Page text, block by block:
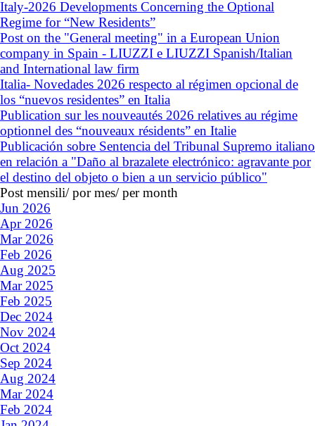
Italy-2026 Developments Concerning the Optional
Regime for “New Residents”
Post on the "General meeting" in a European Union
company in Spain - LIUZZI e LIUZZI Spanish/Italian
and International law firm
Italia- Novedades 2026 respecto al régimen opcional de
los “nuevos residentes” en Italia
Publication sur les nouveautés 2026 relatives au régime
optionnel des “nouveaux résidents” en Italie
Publicación sobre Sentencia del Tribunal Supremo italiano
en relación a "Daño al brazalete electrónico: agravante por
el destino del objeto o bien a un servicio público"
Post mensili/ por mes/ per month
Jun 2026
Apr 2026
Mar 2026
Feb 2026
Aug 2025
Mar 2025
Feb 2025
Dec 2024
Nov 2024
Oct 2024
Sep 2024
Aug 2024
Mar 2024
Feb 2024